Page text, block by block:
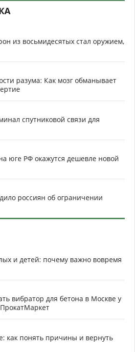
из восьмидесятых стал оружием,
разума: Как мозг обманывает
спутниковой связи для
юге РФ окажутся дешевле новой
россиян об ограничении
и детей: почему важно вовремя
вибратор для бетона в Москве у
как понять причины и вернуть